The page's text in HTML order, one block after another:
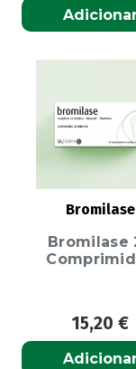
Bromilase
Bromilase
15,20 €